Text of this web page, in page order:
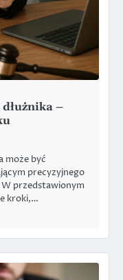
–
może być
precyzyjnego
przedstawionym
kroki,…